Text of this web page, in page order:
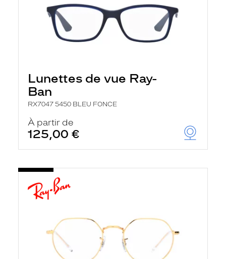
Lunettes de vue Ray-
Ban
RX7047 5450 BLEU FONCE
À partir de
125,00 €